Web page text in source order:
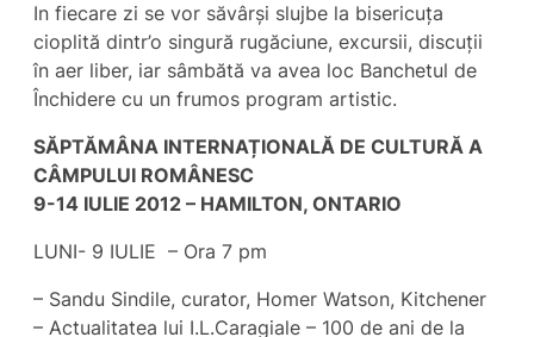
In fiecare zi se vor săvârși slujbe la bisericuța
cioplită dintr’o singură rugăciune, excursii, discuții
în aer liber, iar sâmbătă va avea loc Banchetul de
Închidere cu un frumos program artistic.
SĂPTĂMÂNA INTERNAȚIONALĂ DE CULTURĂ A
CÂMPULUI ROMÂNESC
9-14 IULIE 2012 – HAMILTON, ONTARIO
LUNI- 9 IULIE – Ora 7 pm
– Sandu Sindile, curator, Homer Watson, Kitchener
– Actualitatea lui I.L.Caragiale – 100 de ani de la